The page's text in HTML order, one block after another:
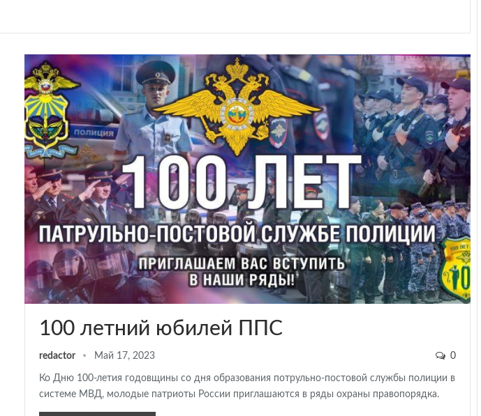
100 летний юбилей ППС
redactor Май 17, 2023 0
Ко Дню 100-летия годовщины со дня образования потрульно-постовой службы полиции в
системе МВД, молодые патриоты России приглашаются в ряды охраны правопорядка.